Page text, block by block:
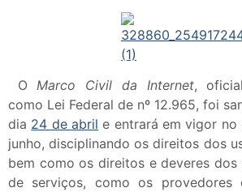
OMarco Civil da Internet,
como Lei Federal de nº 12.965, foi
dia 24 de abril e entrará em vigor
junho, disciplinando os direitos dos
bem como os direitos e deveres dos
de serviços, como os